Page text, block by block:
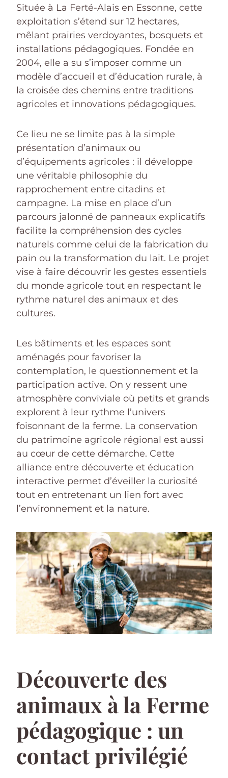
Située à La Ferté-Alais en Essonne, cette
exploitation s’étend sur 12 hectares,
mêlant prairies verdoyantes, bosquets et
installations pédagogiques. Fondée en
2004, elle a su s’imposer comme un
modèle d’accueil et d’éducation rurale, à
la croisée des chemins entre traditions
agricoles et innovations pédagogiques.
Ce lieu ne se limite pas à la simple
présentation d’animaux ou
d’équipements agricoles : il développe
une véritable philosophie du
rapprochement entre citadins et
campagne. La mise en place d’un
parcours jalonné de panneaux explicatifs
facilite la compréhension des cycles
naturels comme celui de la fabrication du
pain ou la transformation du lait. Le projet
vise à faire découvrir les gestes essentiels
du monde agricole tout en respectant le
rythme naturel des animaux et des
cultures.
Les bâtiments et les espaces sont
aménagés pour favoriser la
contemplation, le questionnement et la
participation active. On y ressent une
atmosphère conviviale où petits et grands
explorent à leur rythme l’univers
foisonnant de la ferme. La conservation
du patrimoine agricole régional est aussi
au cœur de cette démarche. Cette
alliance entre découverte et éducation
interactive permet d’éveiller la curiosité
tout en entretenant un lien fort avec
l’environnement et la nature.
Découverte des
animaux à la Ferme
pédagogique : un
contact privilégié